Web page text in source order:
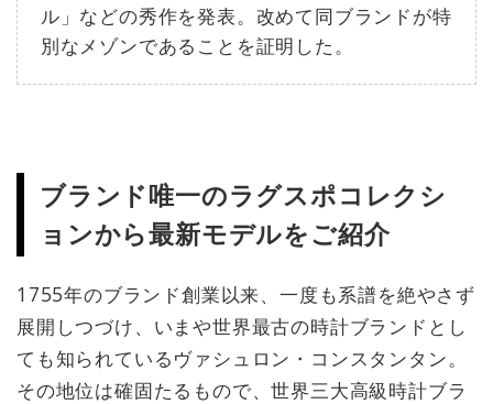
ル」などの秀作を発表。改めて同ブランドが特
別なメゾンであることを証明した。
ブランド唯一のラグスポコレクシ
ョンから最新モデルをご紹介
1755年のブランド創業以来、一度も系譜を絶やさず
展開しつづけ、いまや世界最古の時計ブランドとし
ても知られているヴァシュロン・コンスタンタン。
その地位は確固たるもので、世界三大高級時計ブラ